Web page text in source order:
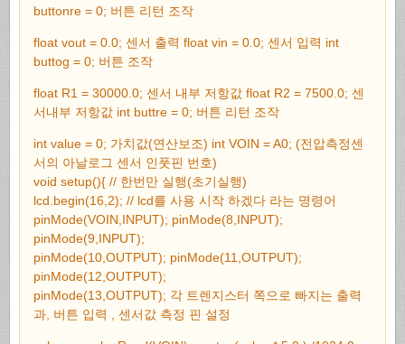
buttonre = 0; 버튼 리턴 조작
float vout = 0.0; 센서 출력 float vin = 0.0; 센서 입력 int
buttog = 0; 버튼 조작
float R1 = 30000.0; 센서 내부 저항값 float R2 = 7500.0; 센
서내부 저항값 int buttre = 0; 버튼 리턴 조작
int value = 0; 가치값(연산보조) int VOIN = A0; (전압측정센
서의 아날로그 센서 인풋핀 번호)
void setup(){ // 한번만 실행(초기실행)
lcd.begin(16,2); // lcd를 사용 시작 하겠다 라는 명령어
pinMode(VOIN,INPUT); pinMode(8,INPUT);
pinMode(9,INPUT);
pinMode(10,OUTPUT); pinMode(11,OUTPUT);
pinMode(12,OUTPUT);
pinMode(13,OUTPUT); 각 트렌지스터 쪽으로 빠지는 출력
과, 버튼 입력 , 센서값 측정 핀 설정